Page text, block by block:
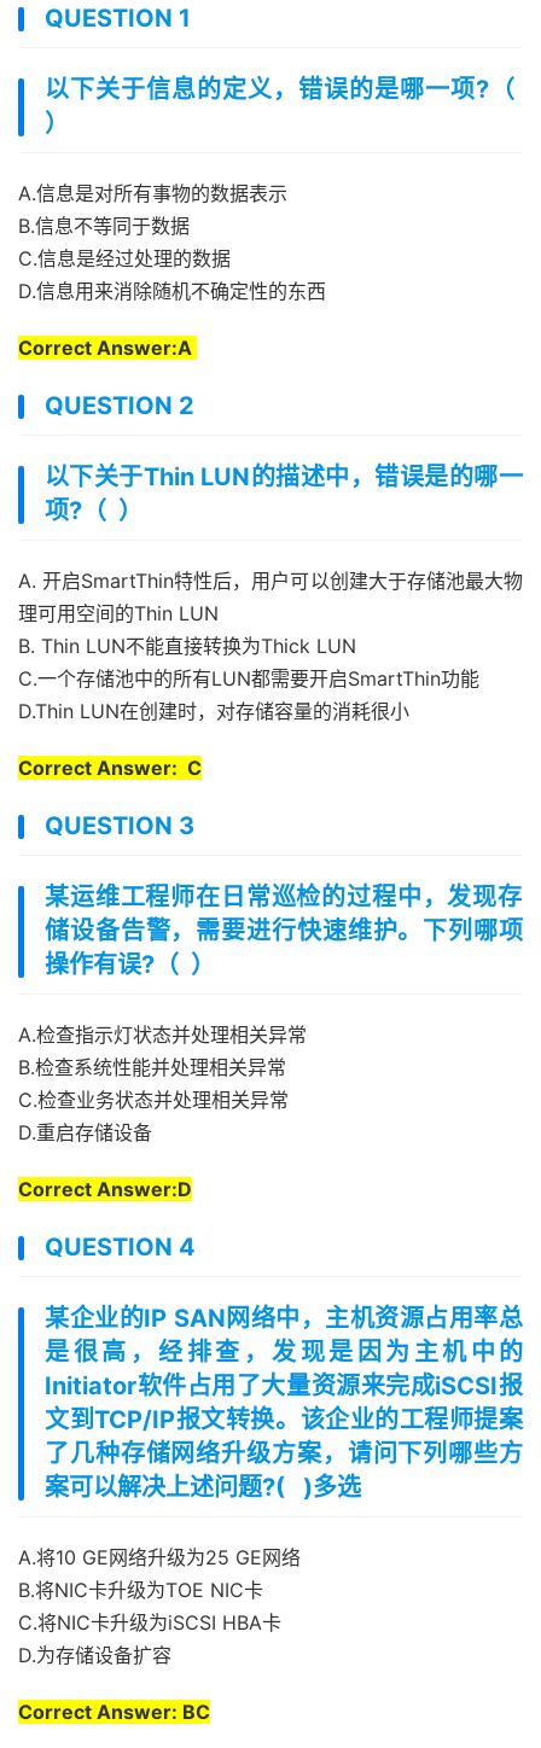
QUESTION 1
以下关于信息的定义，错误的是哪一项?（
）
A.信息是对所有事物的数据表示
B.信息不等同于数据
C.信息是经过处理的数据
D.信息用来消除随机不确定性的东西
Correct Answer:A
QUESTION 2
以下关于Thin LUN的描述中，错误是的哪一
项?（ ）
A. 开启SmartThin特性后，用户可以创建大于存储池最大物
理可用空间的Thin LUN
B. Thin LUN不能直接转换为Thick LUN
C.一个存储池中的所有LUN都需要开启SmartThin功能
D.Thin LUN在创建时，对存储容量的消耗很小
Correct Answer: C
QUESTION 3
某运维工程师在日常巡检的过程中，发现存
储设备告警，需要进行快速维护。下列哪项
操作有误?（ ）
A.检查指示灯状态并处理相关异常
B.检查系统性能并处理相关异常
C.检查业务状态并处理相关异常
D.重启存储设备
Correct Answer:D
QUESTION 4
某企业的IP SAN网络中，主机资源占用率总
是很高，经排查，发现是因为主机中的
Initiator软件占用了大量资源来完成iSCSI报
文到TCP/IP报文转换。该企业的工程师提案
了几种存储网络升级方案，请问下列哪些方
案可以解决上述问题?( )多选
A.将10 GE网络升级为25 GE网络
B.将NIC卡升级为TOE NIC卡
C.将NIC卡升级为iSCSI HBA卡
D.为存储设备扩容
Correct Answer: BC